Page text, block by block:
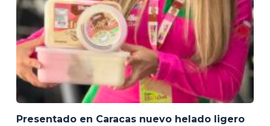
Presentado en Caracas nuevo helado ligero